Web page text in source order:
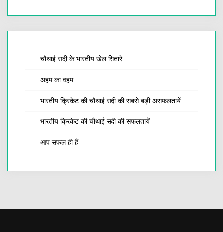
चौथाई सदी के भारतीय खेल सितारे
अहम का वहम
भारतीय क्रिकेट की चौथाई सदी की सबसे बड़ी असफलतायें
भारतीय क्रिकेट की चौथाई सदी की सफलतायें
आप सफल ही हैं